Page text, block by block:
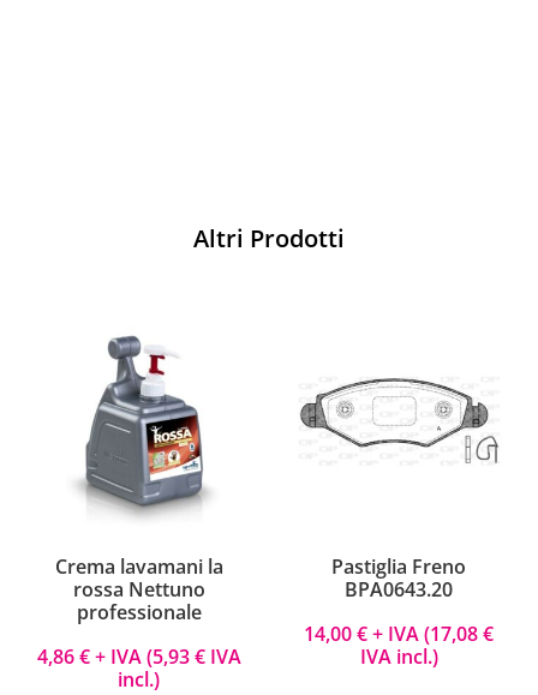
Altri Prodotti
Crema lavamani la
rossa Nettuno
professionale
4,86€+ IVA (5,93€IVA
incl.)
Pastiglia Freno
BPA0643.20
14,00€+ IVA (17,08€
IVA incl.)